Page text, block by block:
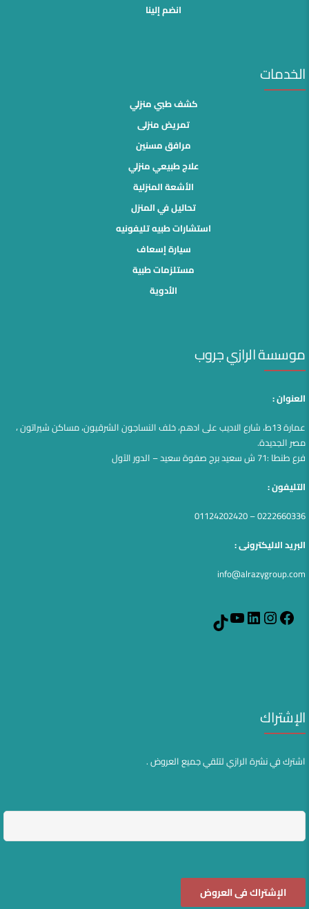
انضم إلينا
الخدمات
كشف طبي منزلي
تمريض منزلى
مرافق مسنين
علاج طبيعي منزلي
الأشعة المنزلية
تحاليل في المنزل
استشارات طبيه تليفونيه
سيارة إسعاف
مستلزمات طبية
الأدوية
موسسة الرازي جروب
العنوان :
عمارة 13ط، شارع الاديب على ادهم، خلف النساجون الشرقيون، مساكن شيراتون ،
مصر الجديدة.
فرع طنطا :71 ش سعيد برج صفوة سعيد – الدور الآول
التليفون :
0222660336 – 01124202420
البريد الاليكترونى :
info@alrazygroup.com
Facebook
Instagram
LinkedIn
YouTube
الإشتراك
اشترك في نشرة الرازي لتلقي جميع العروض .